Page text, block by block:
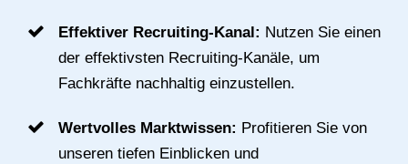
Effektiver Recruiting-Kanal: Nutzen Sie einen
der effektivsten Recruiting-Kanäle, um
Fachkräfte nachhaltig einzustellen.
Wertvolles Marktwissen: Profitieren Sie von
unseren tiefen Einblicken und